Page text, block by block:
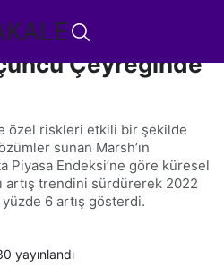
Fiyatları
Çeyreğinde
özel riskleri etkili bir şekilde
sunan Marsh’ın
Piyasa Endeksi’ne göre küresel
artış trendini sürdürerek 2022
yüzde 6 artış gösterdi.
yayınlandı